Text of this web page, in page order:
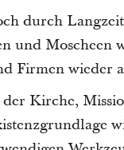
durch
und Moscheen
Firmen wieder
Kirche,